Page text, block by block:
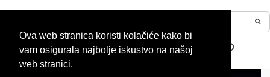
Ova web stranica koristi kolačiće kako bi
vam osigurala najbolje iskustvo na našoj
web stranici.